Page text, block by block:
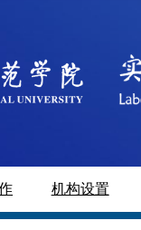
机构设置